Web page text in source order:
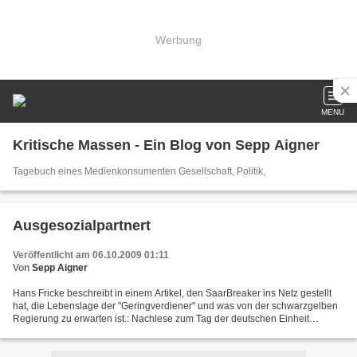
Werbung
MENU
Kritische Massen - Ein Blog von Sepp Aigner
Tagebuch eines Medienkonsumenten Gesellschaft, Politik,
Ausgesozialpartnert
Veröffentlicht am 06.10.2009 01:11
Von Sepp Aigner
Hans Fricke beschreibt in einem Artikel, den SaarBreaker ins Netz gestellt
hat, die Lebenslage der "Geringverdiener" und was von der schwarzgelben
Regierung zu erwarten ist.: Nachlese zum Tag der deutschen Einheit
einheit/#more-3158...